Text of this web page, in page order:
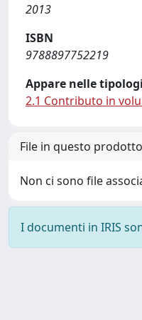
2013
ISBN
9788897752219
Appare nelle
2.1 Contributo in
File in questo
Non ci sono file
I documenti in IRIS